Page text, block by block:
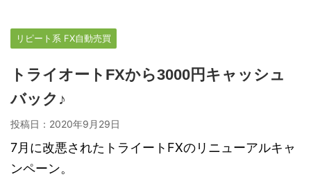
リピート系 FX自動売買
トライオートFXから3000円キャッシュ
バック♪
投稿日： 2020年9月29日
7月に改悪されたトライートFXのリニューアルキャ
ンペーン。